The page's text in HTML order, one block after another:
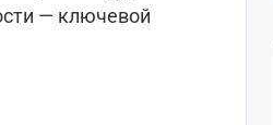
— ключевой